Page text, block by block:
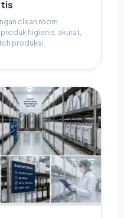
clean room
higienis, akurat,
produksi.